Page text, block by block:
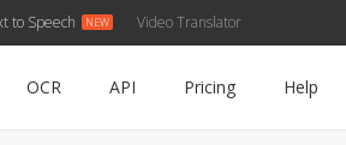
to Speech Video Translator
OCR API Pricing Help